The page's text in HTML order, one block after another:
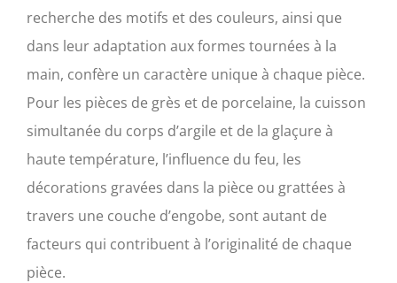
recherche des motifs et des couleurs, ainsi que
dans leur adaptation aux formes tournées à la
main, confère un caractère unique à chaque pièce.
Pour les pièces de grès et de porcelaine, la cuisson
simultanée du corps d’argile et de la glaçure à
haute température, l’influence du feu, les
décorations gravées dans la pièce ou grattées à
travers une couche d’engobe, sont autant de
facteurs qui contribuent à l’originalité de chaque
pièce.